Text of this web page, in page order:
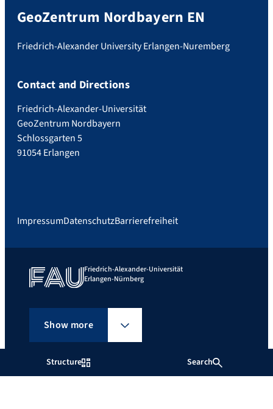
Structure Search
GeoZentrum Nordbayern EN
Friedrich-Alexander University Erlangen-Nuremberg
Contact and Directions
Friedrich-Alexander-Universität
GeoZentrum Nordbayern
Schlossgarten 5
91054 Erlangen
ImpressumDatenschutzBarrierefreiheit
Friedrich-Alexander-Universität
Erlangen-Nürnberg
Show more